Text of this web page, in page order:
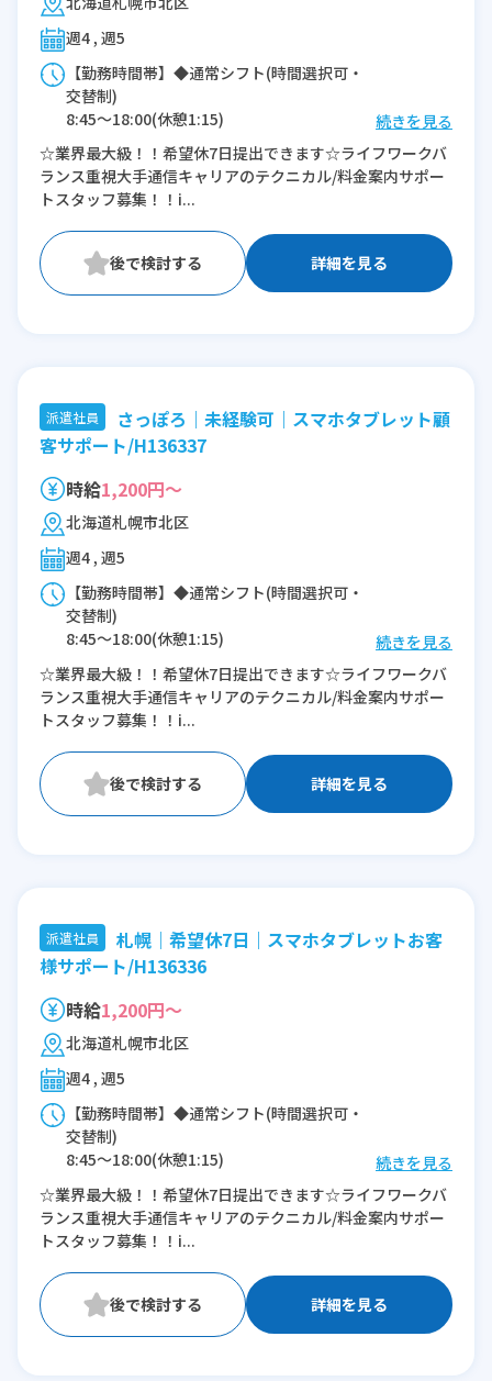
週4 , 週5
【勤務時間帯】◆通常シフト(時間選択可・
交替制)
8:45〜18:00(休憩1:15)
9:45〜19:00(休憩1:15)
10:45〜20:00(休憩1:15)
※残業：0〜10時間程度/月
続きを見る
☆業界最大級！！希望休7日提出できます☆ライフワークバ
ランス重視大手通信キャリアのテクニカル/料金案内サポー
トスタッフ募集！！i...
詳細を見る
派遣社員
さっぽろ｜未経験可｜スマホタブレット顧
客サポート/H136337
時給1,200円～
北海道札幌市北区
週4 , 週5
【勤務時間帯】◆通常シフト(時間選択可・
交替制)
8:45〜18:00(休憩1:15)
9:45〜19:00(休憩1:15)
10:45〜20:00(休憩1:15)
※残業：0〜10時間程度/月
続きを見る
☆業界最大級！！希望休7日提出できます☆ライフワークバ
ランス重視大手通信キャリアのテクニカル/料金案内サポー
トスタッフ募集！！i...
詳細を見る
派遣社員
札幌｜希望休7日｜スマホタブレットお客
様サポート/H136336
時給1,200円～
北海道札幌市北区
週4 , 週5
【勤務時間帯】◆通常シフト(時間選択可・
交替制)
8:45〜18:00(休憩1:15)
9:45〜19:00(休憩1:15)
10:45〜20:00(休憩1:15)
※残業：0〜10時間程度/月
続きを見る
☆業界最大級！！希望休7日提出できます☆ライフワークバ
ランス重視大手通信キャリアのテクニカル/料金案内サポー
トスタッフ募集！！i...
詳細を見る